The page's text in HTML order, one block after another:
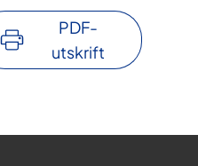
PDF-
utskrift